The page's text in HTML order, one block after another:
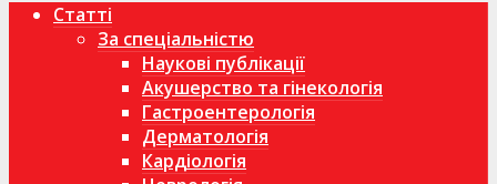
Статті
За спеціальністю
Наукові публікації
Акушерство та гінекологія
Гастроентерологія
Дерматологія
Кардіологія